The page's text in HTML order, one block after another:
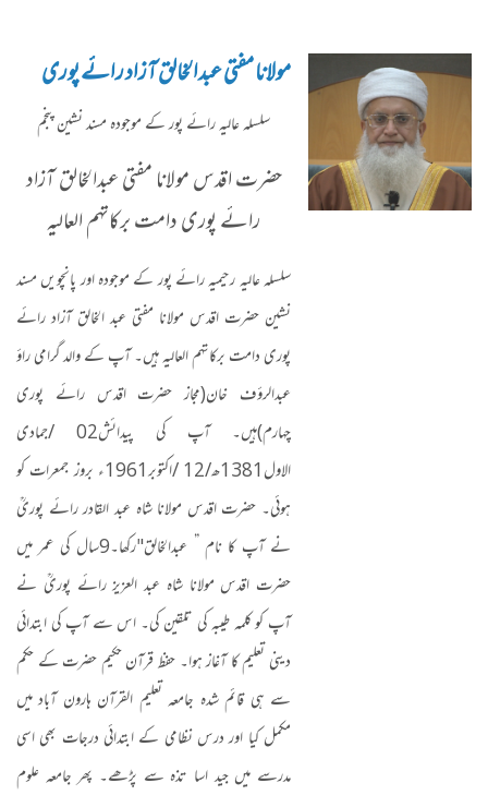
مولانا مفتی عبدالخالق آزاد رائے پوری
سلسلہ عاليہ رائے پور کے موجودہ مسند نشین پنجم
حضرت اقدس مولانا مفتی عبدالخالق آزاد
رائے پوری دامت برکاتہم العالیہ
سلسلہ عالیہ رحیمیہ رائے پور کے موجودہ اور پانچویں مسند
نشین حضرت اقدس مولانا مفتی عبد الخالق آزاد رائے
پوری دامت برکاتہم العالیہ ہیں۔ آپ کے والد گرامی راؤ
عبدالرؤف خان(مجاز حضرت اقدس رائے پوری
چہارم)ہیں۔ آپ کی پیدائش02 /
جمادی
الاول1381ھ/12 / اکتوبر1961ء بروز جمعرات کو
ہوئی۔ حضرت اقدس مولانا شاہ عبد القادر رائے پوریؒ
نے آپ کا نام ” عبدالخالق"رکھا۔9سال کی عمر میں
حضرت اقدس مولانا شاہ عبد العزیز رائے پوریؒ نے
آپ کو کلمہ طیبہ کی تلقین کی۔ اس سے آپ کی ابتدائی
دینی تعلیم کا آغاز ہوا۔ حفظ قرآن حکیم حضرت کے حکم
سے ہی قائم شدہ جامعہ تعلیم القرآن ہارون آباد میں
مکمل کیا اور درس نظامی کے ابتدائی درجات بھی اسی
مدرسے میں جید اسا تذہ سے پڑھے۔ پھر جامعہ علوم